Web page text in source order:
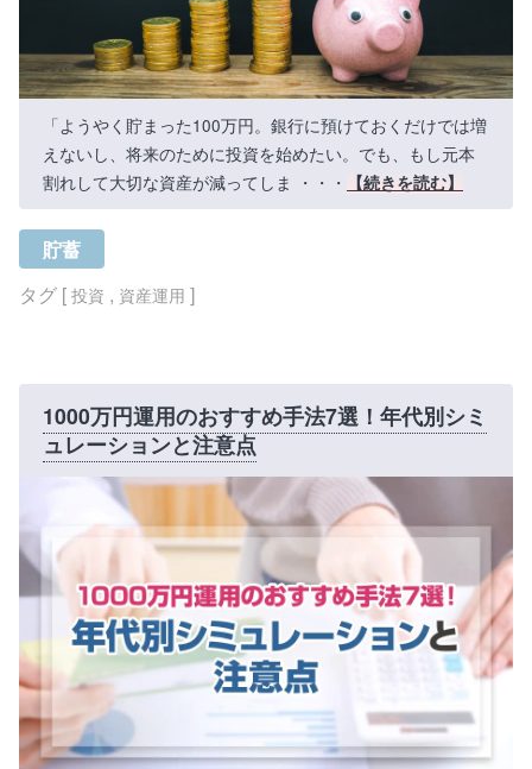
「ようやく貯まった100万円。銀行に預けておくだけでは増
えないし、将来のために投資を始めたい。でも、もし元本
割れして大切な資産が減ってしま ・・・
【続きを読む】
貯蓄
タグ [ 投資 , 資産運用 ]
1000万円運用のおすすめ手法7選！年代別シミ
ュレーションと注意点